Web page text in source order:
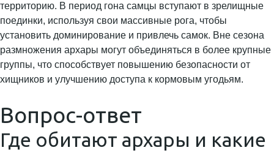
территорию. В период гона самцы вступают в зрелищные
поединки, используя свои массивные рога, чтобы
установить доминирование и привлечь самок. Вне сезона
размножения архары могут объединяться в более крупные
группы, что способствует повышению безопасности от
хищников и улучшению доступа к кормовым угодьям.
Вопрос-ответ
Где обитают архары и какие